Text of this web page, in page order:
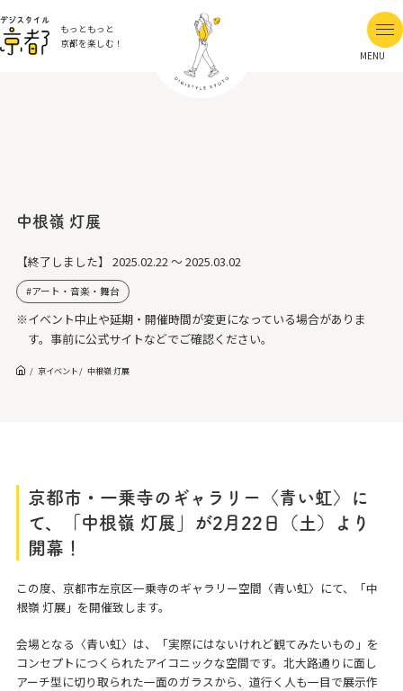
もっともっと
京都を楽しむ！
MENU
中根嶺 灯展
【終了しました】 2025.02.22 ～ 2025.03.02
アート・音楽・舞台
※イベント中止や延期・開催時間が変更になっている場合がありま
す。事前に公式サイトなどでご確認ください。
京イベント 中根嶺 灯展
京都市・一乗寺のギャラリー〈青い虹〉に
て、「中根嶺 灯展」が2月22日（土）より
開幕！
この度、京都市左京区一乗寺のギャラリー空間〈青い虹〉にて、「中
根嶺 灯展」を開催致します。
会場となる〈青い虹〉は、「実際にはないけれど観てみたいもの」を
コンセプトにつくられたアイコニックな空間です。北大路通りに面し
アーチ型に切り取られた一面のガラスから、道行く人も一目で展示作